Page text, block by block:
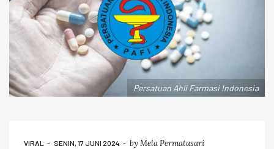
Persatuan Ahli Farmasi Indonesia
VIRAL SENIN, 17 JUNI 2024 by Mela Permatasari